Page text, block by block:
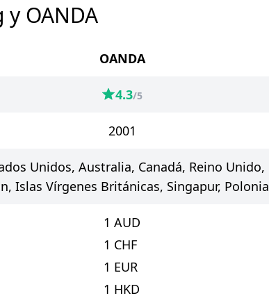
OANDA
OANDA
4.3/5
2001
Unidos, Australia, Canadá, Reino Unido,
Islas Vírgenes Británicas, Singapur, Polonia
1 AUD
1 CHF
1 EUR
1 HKD